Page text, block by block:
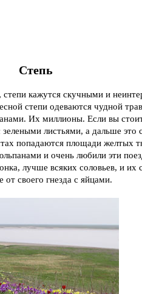
Степь
кажутся скучными и
степи одеваются чудной
Их миллионы. Если вы
листьями, а дальше
попадаются площади желтых
и очень любили эти
лучше всяких соловьев, и их
своего гнезда с яйцами.